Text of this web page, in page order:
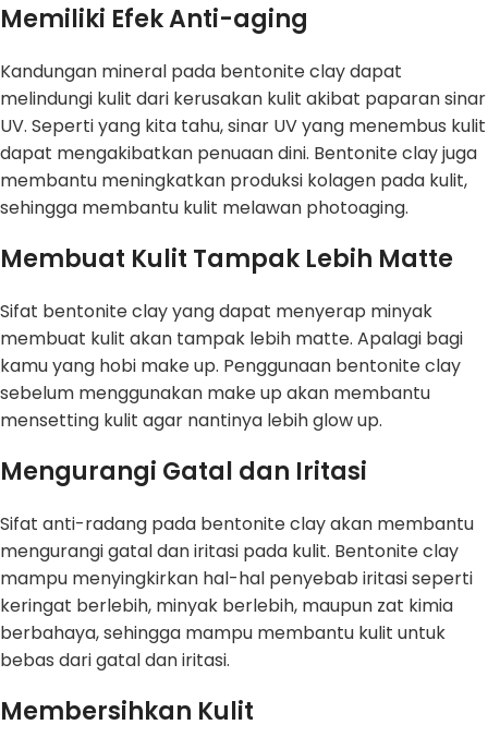
Memiliki Efek Anti-aging
Kandungan mineral pada bentonite clay dapat
melindungi kulit dari kerusakan kulit akibat paparan sinar
UV. Seperti yang kita tahu, sinar UV yang menembus kulit
dapat mengakibatkan penuaan dini. Bentonite clay juga
membantu meningkatkan produksi kolagen pada kulit,
sehingga membantu kulit melawan photoaging.
Membuat Kulit Tampak Lebih Matte
Sifat bentonite clay yang dapat menyerap minyak
membuat kulit akan tampak lebih matte. Apalagi bagi
kamu yang hobi make up. Penggunaan bentonite clay
sebelum menggunakan make up akan membantu
mensetting kulit agar nantinya lebih glow up.
Mengurangi Gatal dan Iritasi
Sifat anti-radang pada bentonite clay akan membantu
mengurangi gatal dan iritasi pada kulit. Bentonite clay
mampu menyingkirkan hal-hal penyebab iritasi seperti
keringat berlebih, minyak berlebih, maupun zat kimia
berbahaya, sehingga mampu membantu kulit untuk
bebas dari gatal dan iritasi.
Membersihkan Kulit